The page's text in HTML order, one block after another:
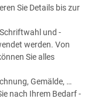
Sie Details bis zur
und -
werden. Von
Sie alles
Gemälde, …
nach Ihrem Bedarf -